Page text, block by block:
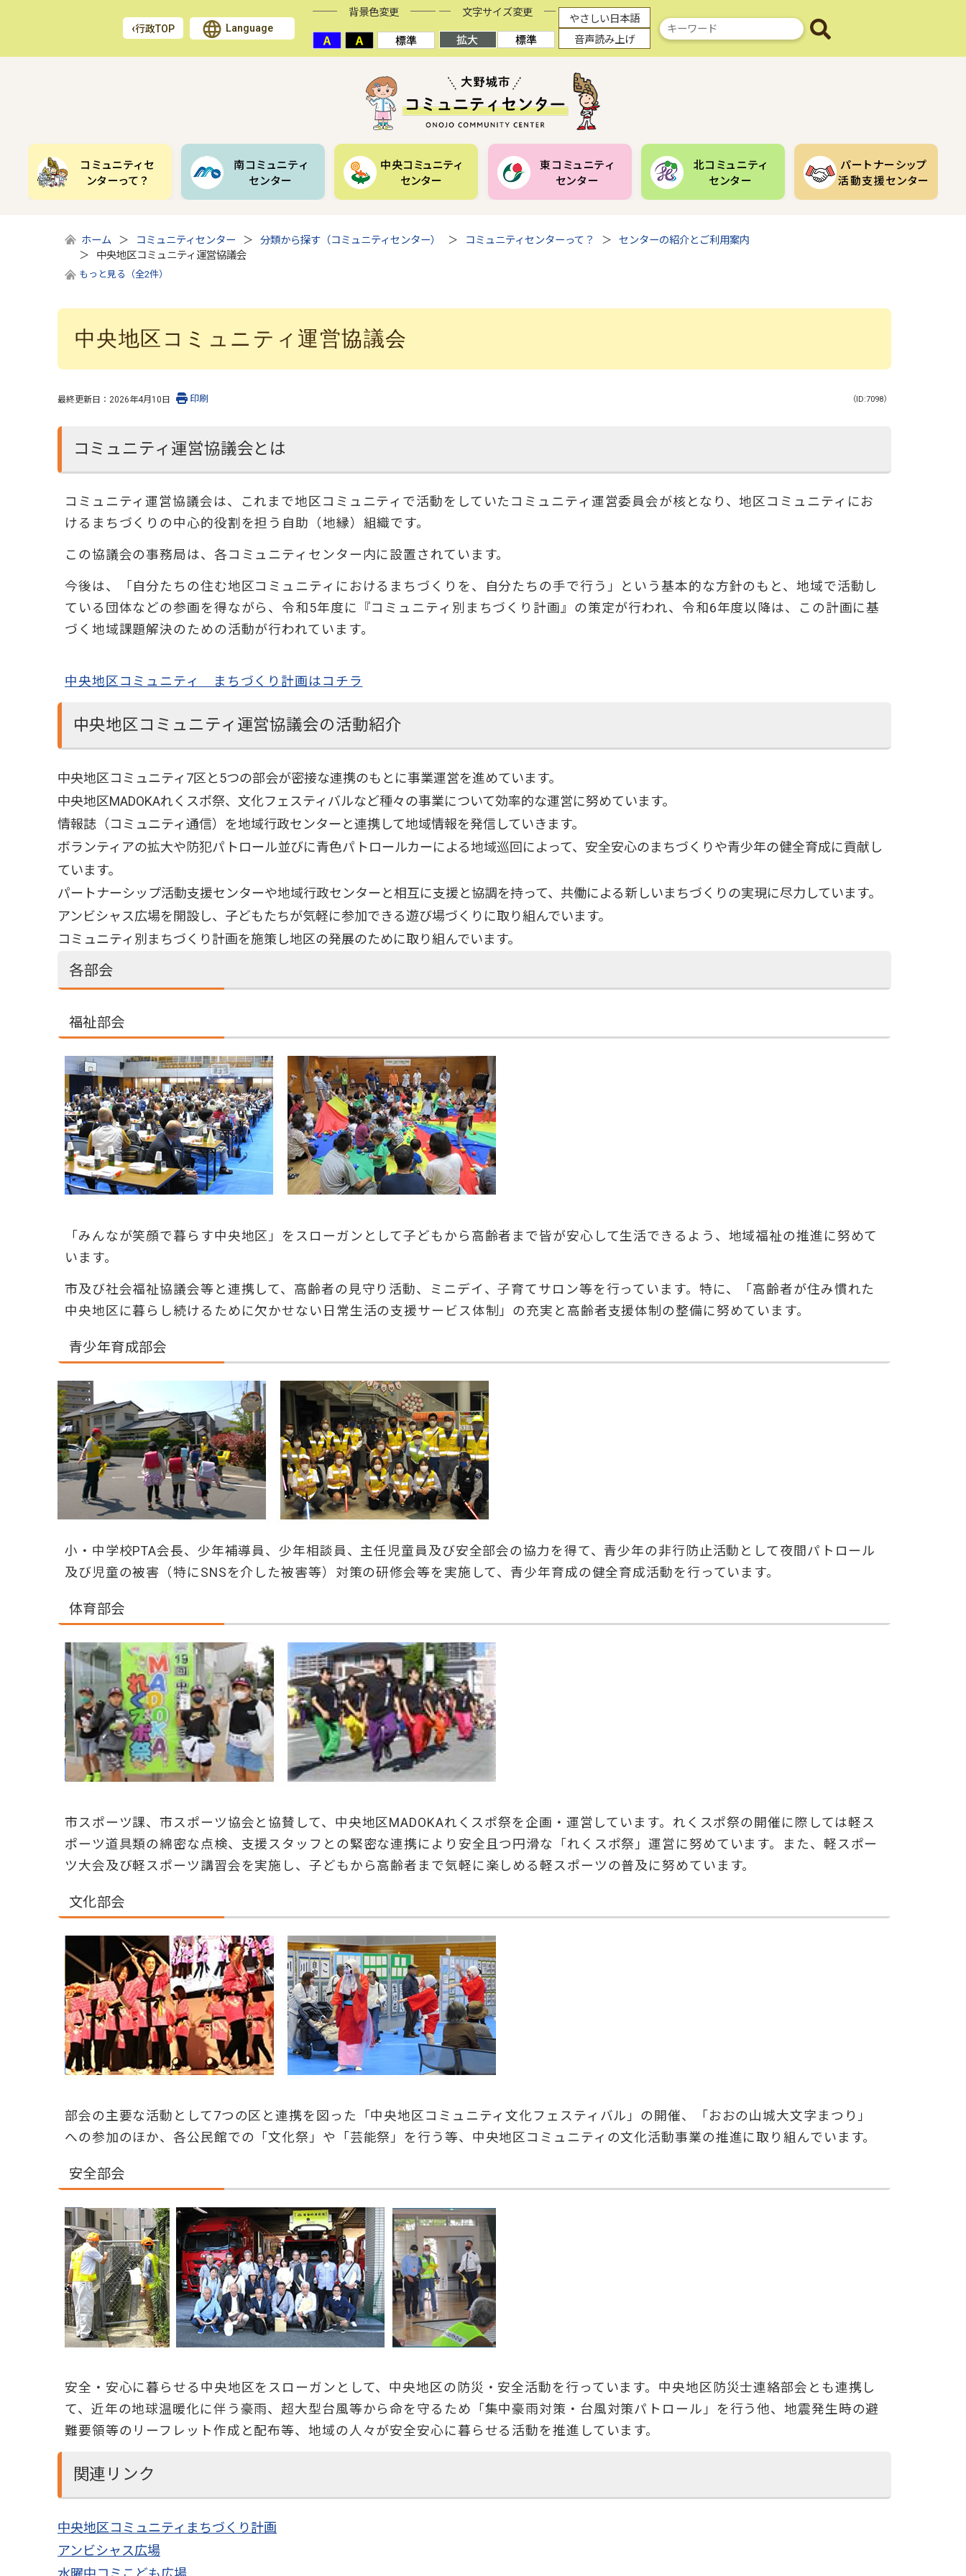
行政TOP Language
背景色変更 文字サイズ変更
やさしい日本語
音声読み上げ
検
索
キ
コミュニティセ
ンターって？
南コミュニティ
センター
中央コミュニティ
センター
東コミュニティ
センター
北コミュニティ
センター
パートナーシップ
活動支援センター
ホーム コミュニティセンター 分類から探す（コミュニティセンター） コミュニティセンターって？
センターの紹介とご利用案内
中央地区コミュニティ運営協議会
もっと見る（全2件）
中央地区コミュニティ運営協議会
最終更新日： 2026年4月10日 （ID:7098）
印刷
コミュニティ運営協議会とは
コミュニティ運営協議会は、これまで地区コミュニティで活動をしていたコミュニティ運営委員会が核となり、地区コミュニティにお
けるまちづくりの中⼼的役割を担う⾃助（地縁）組織です。
この協議会の事務局は、各コミュニティセンター内に設置されています。
今後は、「⾃分たちの住む地区コミュニティにおけるまちづくりを、⾃分たちの⼿で⾏う」という基本的な⽅針のもと、地域で活動し
ている団体などの参画を得ながら、令和5年度に『コミュニティ別まちづくり計画』の策定が⾏われ、令和6年度以降は、この計画に基
づく地域課題解決のための活動が⾏われています。
中央地区コミュニティ まちづくり計画はコチラ
中央地区コミュニティ運営協議会の活動紹介
中央地区コミュニティ7区と5つの部会が密接な連携のもとに事業運営を進めています。
中央地区MADOKAれくスポ祭、文化フェスティバルなど種々の事業について効率的な運営に努めています。
情報誌（コミュニティ通信）を地域行政センターと連携して地域情報を発信していきます。
ボランティアの拡大や防犯パトロール並びに青色パトロールカーによる地域巡回によって、安全安心のまちづくりや青少年の健全育成に貢献し
ています。
パートナーシップ活動支援センターや地域行政センターと相互に支援と協調を持って、共働による新しいまちづくりの実現に尽力しています。
アンビシャス広場を開設し、子どもたちが気軽に参加できる遊び場づくりに取り組んでいます。
コミュニティ別まちづくり計画を施策し地区の発展のために取り組んでいます。
各部会
福祉部会
「みんなが笑顔で暮らす中央地区」をスローガンとして子どもから高齢者まで皆が安心して生活できるよう、地域福祉の推進に努めて
います。
市及び社会福祉協議会等と連携して、高齢者の見守り活動、ミニデイ、子育てサロン等を行っています。特に、「高齢者が住み慣れた
中央地区に暮らし続けるために欠かせない日常生活の支援サービス体制」の充実と高齢者支援体制の整備に努めています。
青少年育成部会
小・中学校PTA会長、少年補導員、少年相談員、主任児童員及び安全部会の協力を得て、青少年の非行防止活動として夜間パトロール
及び児童の被害（特にSNSを介した被害等）対策の研修会等を実施して、青少年育成の健全育成活動を行っています。
体育部会
市スポーツ課、市スポーツ協会と協賛して、中央地区MADOKAれくスポ祭を企画・運営しています。れくスポ祭の開催に際しては軽ス
ポーツ道具類の綿密な点検、支援スタッフとの緊密な連携により安全且つ円滑な「れくスポ祭」運営に努めています。また、軽スポー
ツ大会及び軽スポーツ講習会を実施し、子どもから高齢者まで気軽に楽しめる軽スポーツの普及に努めています。
文化部会
部会の主要な活動として7つの区と連携を図った「中央地区コミュニティ文化フェスティバル」の開催、「おおの山城大文字まつり」
への参加のほか、各公民館での「文化祭」や「芸能祭」を行う等、中央地区コミュニティの文化活動事業の推進に取り組んでいます。
安全部会
安全・安心に暮らせる中央地区をスローガンとして、中央地区の防災・安全活動を行っています。中央地区防災士連絡部会とも連携し
て、近年の地球温暖化に伴う豪雨、超大型台風等から命を守るため「集中豪雨対策・台風対策パトロール」を行う他、地震発生時の避
難要領等のリーフレット作成と配布等、地域の人々が安全安心に暮らせる活動を推進しています。
関連リンク
中央地区コミュニティまちづくり計画
アンビシャス広場